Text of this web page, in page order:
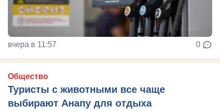
вчера в 11:57 0
Общество
Туристы с животными все чаще
выбирают Анапу для отдыха